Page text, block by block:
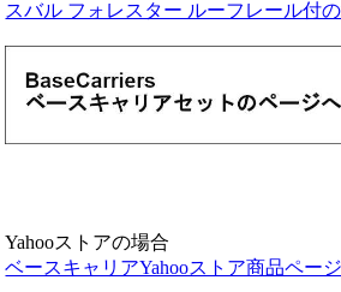
スバル フォレスター ルーフレール付
Yahooストアの場合
ベースキャリアYahooストア商品ページ